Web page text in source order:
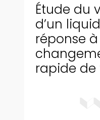
Étude du
d’un
réponse
rapide